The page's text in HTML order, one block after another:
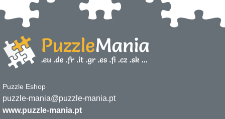
Puzzle Eshop
puzzle-mania@puzzle-mania.pt
www.puzzle-mania.pt